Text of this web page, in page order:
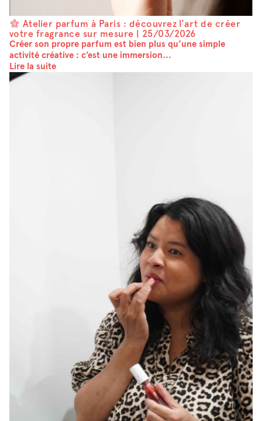
Atelier parfum à Paris : découvrez l’art de créer
votre fragrance sur mesure | 25/03/2026
Créer son propre parfum est bien plus qu’une simple
activité créative : c’est une immersion...
Lire la suite